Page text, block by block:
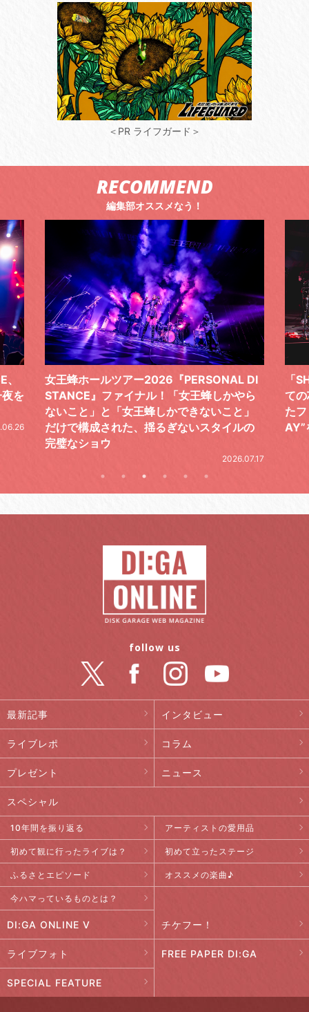
＜PR ライフガード＞
RECOMMEND
編集部オススメなう！
ら
の
「SHISHAMOでした!!!」ロックバンドとし
ての芯を貫き通し、笑顔と感謝で泳ぎ切っ
たファイナルライブ、DAY2“GOODBYE D
AY”をレポート
気
レ
最新記事 インタビュー
ライブレポ コラム
プレゼント ニュース
スペシャル
10年間を振り返る アーティストの愛用品
初めて観に行ったライブは？ 初めて立ったステージ
ふるさとエピソード オススメの楽曲♪
今ハマっているものとは？
DI:GA ONLINE V チケフー！
ライブフォト FREE PAPER DI:GA
SPECIAL FEATURE
follow us